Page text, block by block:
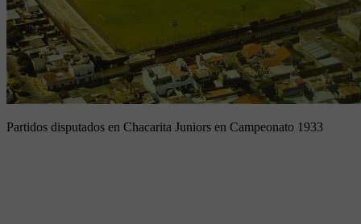
Partidos disputados en Chacarita Juniors en Campeonato 1933